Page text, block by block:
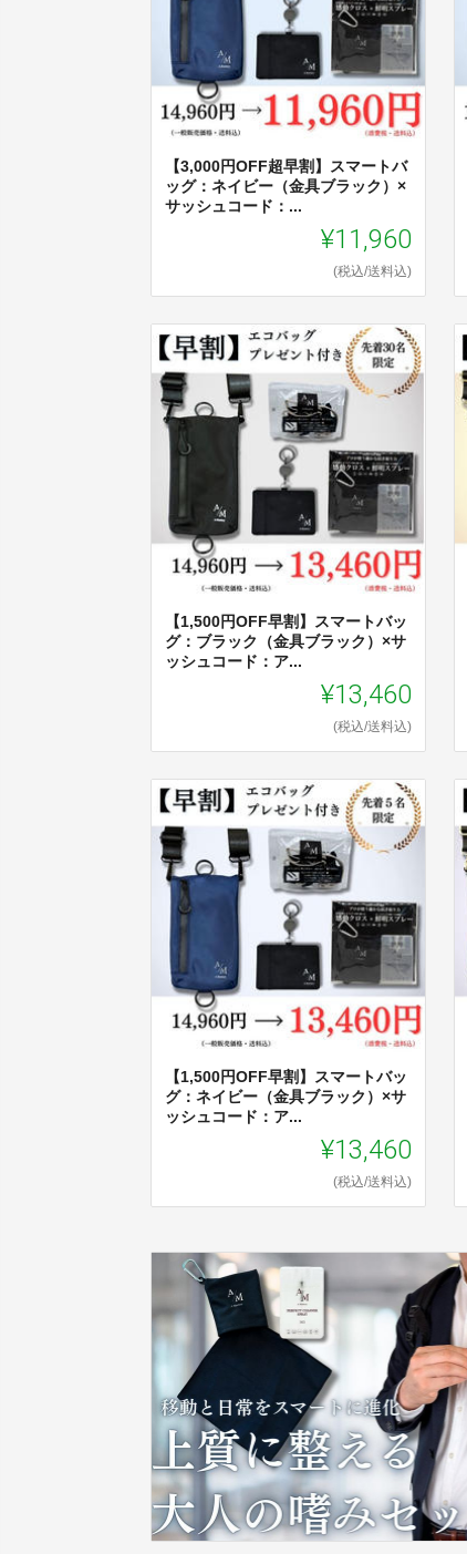
【3,000円OFF超早割】スマートバ
ッグ：ネイビー（金具ブラック）×
サッシュコード：...
¥11,960
(税込/送料込)
【1,500円OFF早割】スマートバッ
グ：ブラック（金具ブラック）×サ
ッシュコード：ア...
¥13,460
(税込/送料込)
【1,500円OFF早割】スマートバッ
グ：ネイビー（金具ブラック）×サ
ッシュコード：ア...
¥13,460
(税込/送料込)